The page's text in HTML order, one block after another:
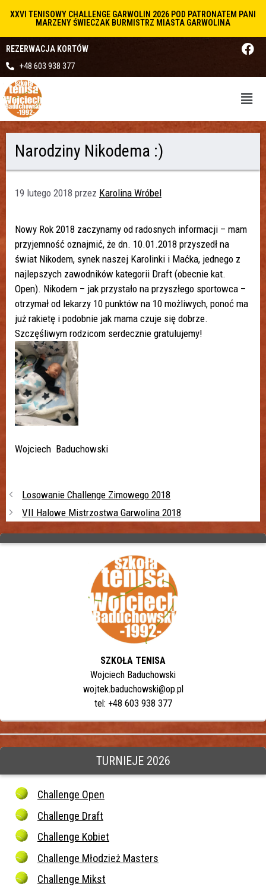
XXVI TENISOWY CHALLENGE GARWOLIN 2026 POD PATRONATEM PANI
MARZENY ŚWIECZAK BURMISTRZ MIASTA GARWOLINA
REZERWACJA KORTÓW
+48 603 938 377
Narodziny Nikodema :)
19 lutego 2018 przez Karolina Wróbel
Nowy Rok 2018 zaczynamy od radosnych informacji – mam
przyjemność oznajmić, że dn. 10.01.2018 przyszedł na
świat Nikodem, synek naszej Karolinki i Maćka, jednego z
najlepszych zawodników kategorii Draft (obecnie kat.
Open). Nikodem – jak przystało na przyszłego sportowca –
otrzymał od lekarzy 10 punktów na 10 możliwych, ponoć ma
już rakietę i podobnie jak mama czuje się dobrze.
Szczęśliwym rodzicom serdecznie gratulujemy!
Wojciech Baduchowski
Losowanie Challenge Zimowego 2018
VII Halowe Mistrzostwa Garwolina 2018
SZKOŁA TENISA
Wojciech Baduchowski
wojtek.baduchowski@op.pl
tel: +48 603 938 377
TURNIEJE 2026
Challenge Open
Challenge Draft
Challenge Kobiet
Challenge Młodzież Masters
Challenge Mikst